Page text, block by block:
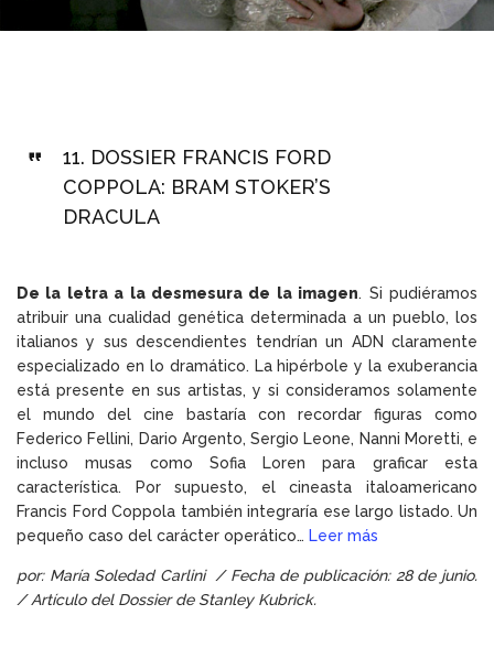
11. DOSSIER FRANCIS FORD
COPPOLA: BRAM STOKER’S
DRACULA
De la letra a la desmesura de la imagen. Si pudiéramos
atribuir una cualidad genética determinada a un pueblo, los
italianos y sus descendientes tendrían un ADN claramente
especializado en lo dramático. La hipérbole y la exuberancia
está presente en sus artistas, y si consideramos solamente
el mundo del cine bastaría con recordar figuras como
Federico Fellini, Dario Argento, Sergio Leone, Nanni Moretti, e
incluso musas como Sofia Loren para graficar esta
característica. Por supuesto, el cineasta italoamericano
Francis Ford Coppola también integraría ese largo listado. Un
pequeño caso del carácter operático… Leer más
por: María Soledad Carlini / Fecha de publicación: 28 de junio.
/Artículo del Dossier de Stanley Kubrick.